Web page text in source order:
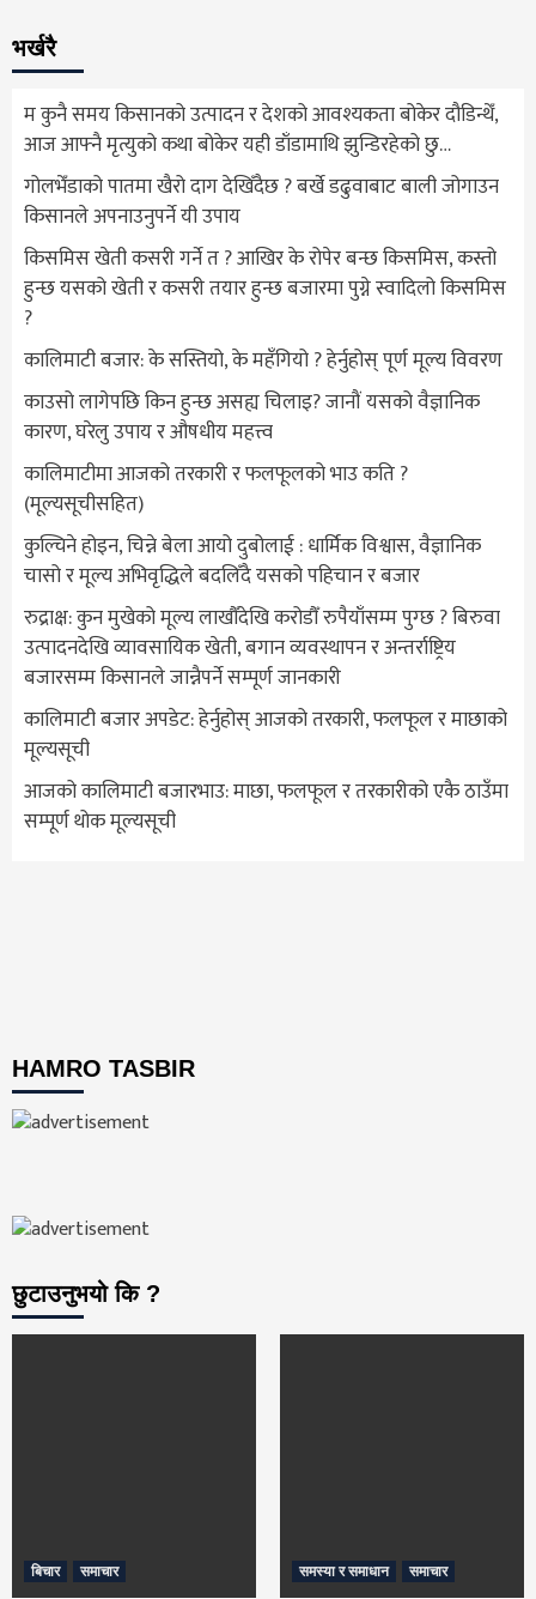
भर्खरै
म कुनै समय किसानको उत्पादन र देशको आवश्यकता बोकेर दौडिन्थेँ,
आज आफ्नै मृत्युको कथा बोकेर यही डाँडामाथि झुन्डिरहेको छु…
गोलभेँडाको पातमा खैरो दाग देखिँदैछ ? बर्खे डढुवाबाट बाली जोगाउन
किसानले अपनाउनुपर्ने यी उपाय
किसमिस खेती कसरी गर्ने त ? आखिर के रोपेर बन्छ किसमिस, कस्तो
हुन्छ यसको खेती र कसरी तयार हुन्छ बजारमा पुग्ने स्वादिलो किसमिस
?
कालिमाटी बजार: के सस्तियो, के महँगियो ? हेर्नुहोस् पूर्ण मूल्य विवरण
काउसो लागेपछि किन हुन्छ असह्य चिलाइ? जानौं यसको वैज्ञानिक
कारण, घरेलु उपाय र औषधीय महत्त्व
कालिमाटीमा आजको तरकारी र फलफूलको भाउ कति ?
(मूल्यसूचीसहित)
कुल्चिने होइन, चिन्ने बेला आयो दुबोलाई : धार्मिक विश्वास, वैज्ञानिक
चासो र मूल्य अभिवृद्धिले बदलिँदै यसको पहिचान र बजार
रुद्राक्ष: कुन मुखेको मूल्य लाखौँदेखि करोडौँ रुपैयाँसम्म पुग्छ ? बिरुवा
उत्पादनदेखि व्यावसायिक खेती, बगान व्यवस्थापन र अन्तर्राष्ट्रिय
बजारसम्म किसानले जान्नैपर्ने सम्पूर्ण जानकारी
कालिमाटी बजार अपडेट: हेर्नुहोस् आजको तरकारी, फलफूल र माछाको
मूल्यसूची
आजको कालिमाटी बजारभाउ: माछा, फलफूल र तरकारीको एकै ठाउँमा
सम्पूर्ण थोक मूल्यसूची
HAMRO TASBIR
छुटाउनुभयो कि ?
बिचार समाचार समस्या र समाधान समाचार